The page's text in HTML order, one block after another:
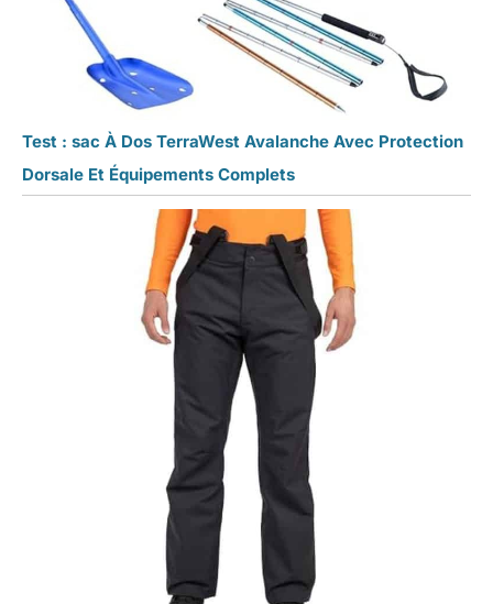
Test : sac À Dos TerraWest Avalanche Avec Protection
Dorsale Et Équipements Complets